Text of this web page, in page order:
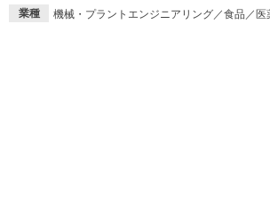
業種 機械・プラントエンジニアリング／食品／